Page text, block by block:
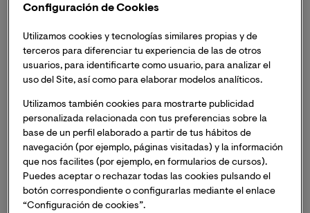
(hora peninsular de España),14:00h (hora Colombia,
Ecuador y Perú)laMaestría Oficial en Fisioterapia
Neurológica, organiza laMasterclass Online:
“Ejercicio Terapéutico en Lesión Medular”de la mano
de la experta Marina Milian Alonso.
Si deseas asistir, inscríbete y recibirás un enlace para
acceder a la sesión el mismo día del evento.
¿Qué veremos en esta sesión?
Configuración de Cookies
Utilizamos cookies y tecnologías similares propias y de
terceros para diferenciar tu experiencia de las de otros
usuarios, para identificarte como usuario, para analizar el
uso del Site, así como para elaborar modelos analíticos.
Utilizamos también cookies para mostrarte publicidad
personalizada relacionada con tus preferencias sobre la
base de un perfil elaborado a partir de tus hábitos de
navegación (por ejemplo, páginas visitadas) y la información
que nos facilites (por ejemplo, en formularios de cursos).
Puedes aceptar o rechazar todas las cookies pulsando el
botón correspondiente o configurarlas mediante el enlace
“Configuración de cookies”.